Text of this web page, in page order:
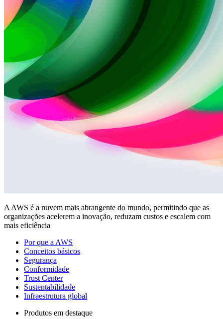
A AWS é a nuvem mais abrangente do mundo, permitindo que as
organizações acelerem a inovação, reduzam custos e escalem com
mais eficiência
Por que a AWS
Conceitos básicos
Segurança
Conformidade
Trust Center
Sustentabilidade
Infraestrutura global
Produtos em destaque